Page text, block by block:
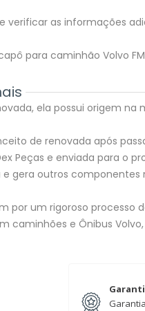
verificar as informações
para caminhão Volvo
ela possui origem
de renovada após
Peças e enviada para o
gera outros componentes
por um rigoroso
caminhões e Ônibus